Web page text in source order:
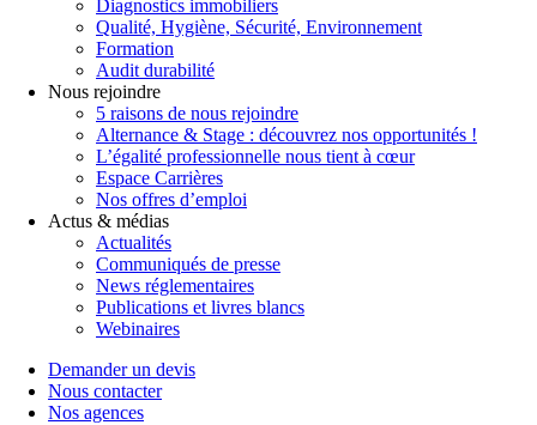
Diagnostics immobiliers
Qualité, Hygiène, Sécurité, Environnement
Formation
Audit durabilité
Nous rejoindre
5 raisons de nous rejoindre
Alternance & Stage : découvrez nos opportunités !
L’égalité professionnelle nous tient à cœur
Espace Carrières
Nos offres d’emploi
Actus & médias
Actualités
Communiqués de presse
News réglementaires
Publications et livres blancs
Webinaires
Demander un devis
Nous contacter
Nos agences